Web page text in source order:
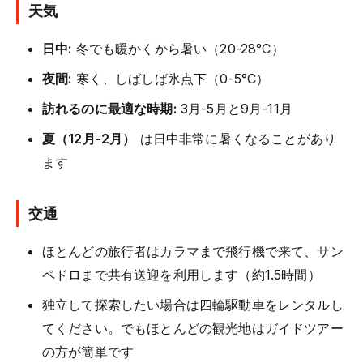
天気
日中: 冬でも暖かくから暑い（20-28°C）
夜間: 寒く、しばしば氷点下（0-5°C）
訪れるのに最適な時期: 3月-5月と9月-11月
夏（12月-2月）
は日中非常に暑くなることがあり
ます
交通
ほとんどの旅行者はカラマまで飛行機で来て、サン
ペドロまで共有送迎を利用します（約1.5時間）
独立して探索したい場合は四輪駆動車をレンタルし
てください。でもほとんどの観光地はガイドツアー
の方が簡単です